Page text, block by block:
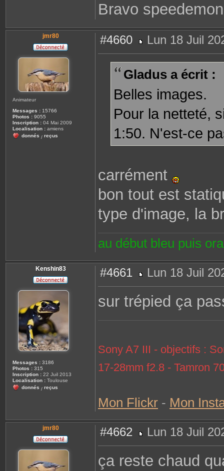
Bravo
jmr80
Animateur
Messages : 15766
Photos : 9055
Inscription : 04 Mai 2009
Localisation : amiens
donnés / reçus
#4660
e
g
Lun 18 Juil
Gladus a écrit :
Belles images.
Pour la netteté,
1:50. N'est-ce
carrément
bon tout est
type d'image, la
au début bleu puis
Kenshin83
Messages : 3186
Photos : 315
Inscription : 22 Juil 2013
Localisation : Toulouse
donnés / reçus
#4661
e
s
a
g
Lun 18 Juil
sur trépied ça
Sony A7 III - objectifs :
17-28mm f2.8 - Tamron
Mon Flickr - Mon
jmr80 #4662
e
s
a
Lun 18 Juil
ça reste chaud